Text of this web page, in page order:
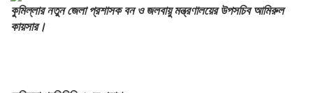
কুমিল্লার নতুন জেলা প্রশাসক বন ও জলবায়ু মন্ত্রণালয়ের উপসচিব আমিরুল
কায়সার।